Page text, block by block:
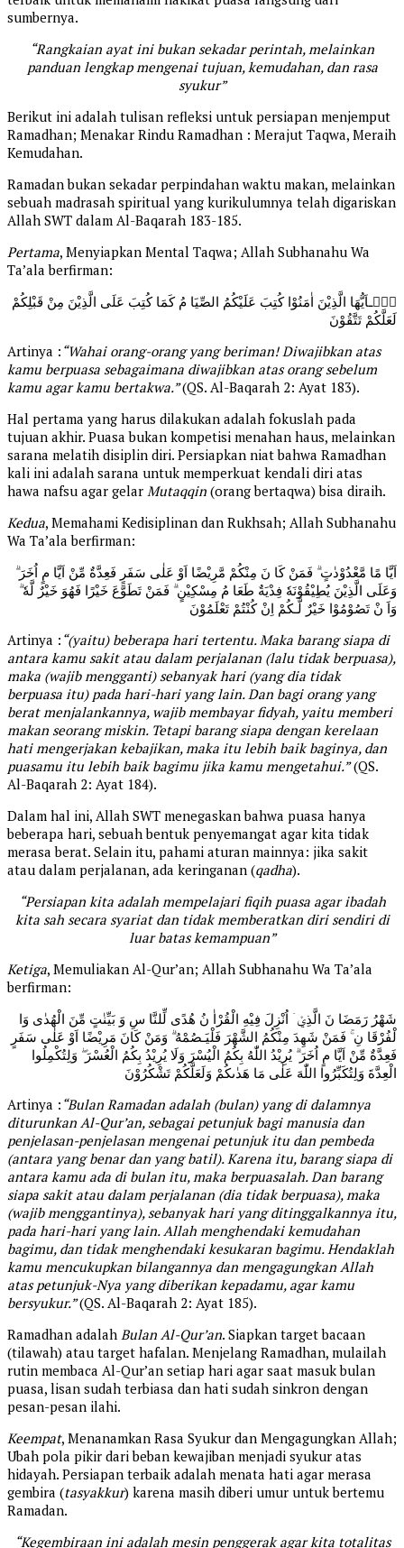
sumbernya.
“Rangkaian ayat ini bukan sekadar perintah, melainkan
panduan lengkap mengenai tujuan, kemudahan, dan rasa
syukur”
Berikut ini adalah tulisan refleksi untuk persiapan menjemput
Ramadhan; Menakar Rindu Ramadhan : Merajut Taqwa, Meraih
Kemudahan.
Ramadan bukan sekadar perpindahan waktu makan, melainkan
sebuah madrasah spiritual yang kurikulumnya telah digariskan
Allah SWT dalam Al-Baqarah 183-185.
Pertama, Menyiapkan Mental Taqwa; Allah Subhanahu Wa
Ta’ala berfirman:
يٰۤـاَيُّهَا الَّذِيْنَ اٰمَنُوْا كُتِبَ عَلَيْکُمُ الصِّيَا مُ کَمَا كُتِبَ عَلَى الَّذِيْنَ مِنْ قَبْلِکُمْ
لَعَلَّكُمْ تَتَّقُوْنَ
Artinya : “Wahai orang-orang yang beriman! Diwajibkan atas
kamu berpuasa sebagaimana diwajibkan atas orang sebelum
kamu agar kamu bertakwa.”(QS. Al-Baqarah 2: Ayat 183).
Hal pertama yang harus dilakukan adalah fokuslah pada
tujuan akhir. Puasa bukan kompetisi menahan haus, melainkan
sarana melatih disiplin diri. Persiapkan niat bahwa Ramadhan
kali ini adalah sarana untuk memperkuat kendali diri atas
hawa nafsu agar gelar Mutaqqin (orang bertaqwa) bisa diraih.
Kedua, Memahami Kedisiplinan dan Rukhsah; Allah Subhanahu
Wa Ta’ala berfirman:
اَيَّا مًا مَّعْدُوْدٰتٍ ۗ فَمَنْ كَا نَ مِنْكُمْ مَّرِيْضًا اَوْ عَلٰى سَفَرٍ فَعِدَّةٌ مِّنْ اَيَّا مٍ اُخَرَ ۗ
وَعَلَى الَّذِيْنَ يُطِيْقُوْنَهٗ فِدْيَةٌ طَعَا مُ مِسْكِيْنٍ ۗ فَمَنْ تَطَوَّعَ خَيْرًا فَهُوَ خَيْرٌ لَّهٗ ۗ
وَاَ نْ تَصُوْمُوْا خَيْرٌ لَّـکُمْ اِنْ كُنْتُمْ تَعْلَمُوْنَ
Artinya : “(yaitu) beberapa hari tertentu. Maka barang siapa di
antara kamu sakit atau dalam perjalanan (lalu tidak berpuasa),
maka (wajib mengganti) sebanyak hari (yang dia tidak
berpuasa itu) pada hari-hari yang lain. Dan bagi orang yang
berat menjalankannya, wajib membayar fidyah, yaitu memberi
makan seorang miskin. Tetapi barang siapa dengan kerelaan
hati mengerjakan kebajikan, maka itu lebih baik baginya, dan
puasamu itu lebih baik bagimu jika kamu mengetahui.”(QS.
Al-Baqarah 2: Ayat 184).
Dalam hal ini, Allah SWT menegaskan bahwa puasa hanya
beberapa hari, sebuah bentuk penyemangat agar kita tidak
merasa berat. Selain itu, pahami aturan mainnya: jika sakit
atau dalam perjalanan, ada keringanan (qadha).
“Persiapan kita adalah mempelajari fiqih puasa agar ibadah
kita sah secara syariat dan tidak memberatkan diri sendiri di
luar batas kemampuan”
Ketiga, Memuliakan Al-Qur’an; Allah Subhanahu Wa Ta’ala
berfirman:
شَهْرُ رَمَضَا نَ الَّذِيْۤ اُنْزِلَ فِيْهِ الْقُرْاٰ نُ هُدًى لِّلنَّا سِ وَ بَيِّنٰتٍ مِّنَ الْهُدٰى وَا
لْفُرْقَا نِ ۚ فَمَنْ شَهِدَ مِنْكُمُ الشَّهْرَ فَلْيَـصُمْهُ ۗ وَمَنْ کَانَ مَرِيْضًا اَوْ عَلٰى سَفَرٍ
فَعِدَّةٌ مِّنْ اَيَّا مٍ اُخَرَ ۗ يُرِيْدُ اللّٰهُ بِکُمُ الْيُسْرَ وَلَا يُرِيْدُ بِکُمُ الْعُسْرَ ۖ وَلِتُکْمِلُوا
الْعِدَّةَ وَلِتُکَبِّرُوا اللّٰهَ عَلٰى مَا هَدٰٮكُمْ وَلَعَلَّکُمْ تَشْكُرُوْنَ
Artinya : “Bulan Ramadan adalah (bulan) yang di dalamnya
diturunkan Al-Qur’an, sebagai petunjuk bagi manusia dan
penjelasan-penjelasan mengenai petunjuk itu dan pembeda
(antara yang benar dan yang batil). Karena itu, barang siapa di
antara kamu ada di bulan itu, maka berpuasalah. Dan barang
siapa sakit atau dalam perjalanan (dia tidak berpuasa), maka
(wajib menggantinya), sebanyak hari yang ditinggalkannya itu,
pada hari-hari yang lain. Allah menghendaki kemudahan
bagimu, dan tidak menghendaki kesukaran bagimu. Hendaklah
kamu mencukupkan bilangannya dan mengagungkan Allah
atas petunjuk-Nya yang diberikan kepadamu, agar kamu
bersyukur.”(QS. Al-Baqarah 2: Ayat 185).
Ramadhan adalah Bulan Al-Qur’an. Siapkan target bacaan
(tilawah) atau target hafalan. Menjelang Ramadhan, mulailah
rutin membaca Al-Qur’an setiap hari agar saat masuk bulan
puasa, lisan sudah terbiasa dan hati sudah sinkron dengan
pesan-pesan ilahi.
Keempat, Menanamkan Rasa Syukur dan Mengagungkan Allah;
Ubah pola pikir dari beban kewajiban menjadi syukur atas
hidayah. Persiapan terbaik adalah menata hati agar merasa
gembira (tasyakkur) karena masih diberi umur untuk bertemu
Ramadan.
“Kegembiraan ini adalah mesin penggerak agar kita totalitas